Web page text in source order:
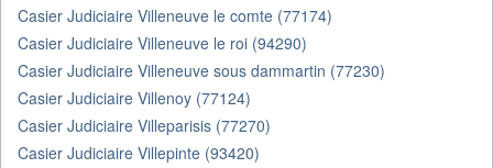
Casier Judiciaire Villeneuve le comte (77174)
Casier Judiciaire Villeneuve le roi (94290)
Casier Judiciaire Villeneuve sous dammartin (77230)
Casier Judiciaire Villenoy (77124)
Casier Judiciaire Villeparisis (77270)
Casier Judiciaire Villepinte (93420)